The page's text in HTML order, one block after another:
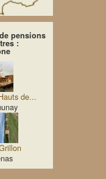
pensions
:
de...